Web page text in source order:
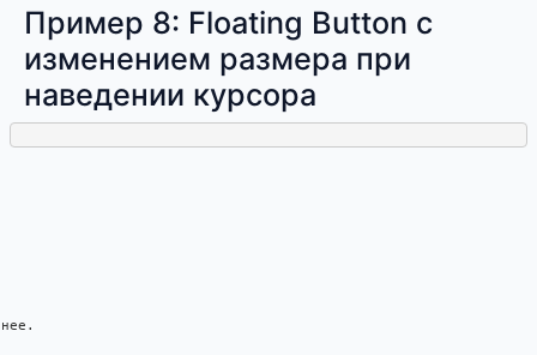
Пример 8: Floating Button с
изменением размера при
наведении курсора